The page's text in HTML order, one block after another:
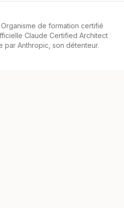
de formation certifié
Claude Certified Architect
par Anthropic, son détenteur.